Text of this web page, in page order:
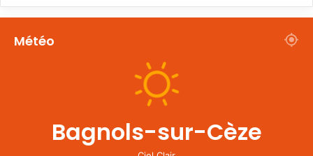
Météo
Bagnols-sur-Cèze